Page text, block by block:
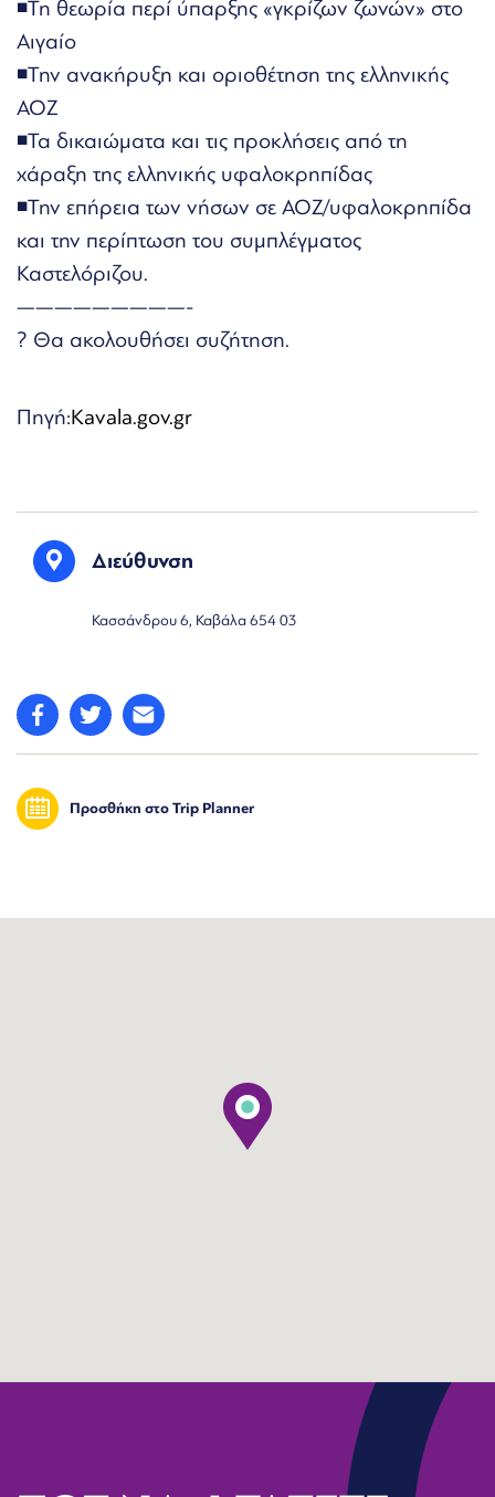
◾Τη θεωρία περί ύπαρξης «γκρίζων ζωνών» στο
Αιγαίο
◾Την ανακήρυξη και οριοθέτηση της ελληνικής
ΑΟΖ
◾Τα δικαιώματα και τις προκλήσεις από τη
χάραξη της ελληνικής υφαλοκρηπίδας
◾Την επήρεια των νήσων σε ΑΟΖ/υφαλοκρηπίδα
και την περίπτωση του συμπλέγματος
Καστελόριζου.
—————————-
? Θα ακολουθήσει συζήτηση.
Πηγή:Kavala.gov.gr
Διεύθυνση
Κασσάνδρου 6, Καβάλα 654 03
Προσθήκη στο Trip Planner